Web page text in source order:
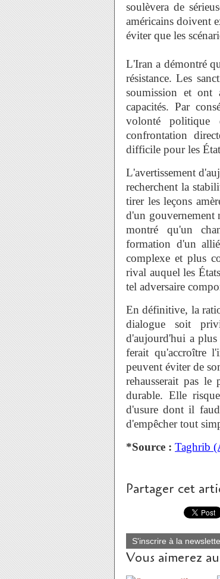
soulèvera de
américains doivent
éviter que les
L'Iran a démontré
résistance. Les
soumission et ont
capacités. Par
volonté politique
confrontation
difficile pour les
L'avertissement
recherchent la
tirer les leçons
d'un gouvernement
montré qu'un
formation d'un
complexe et plus
rival auquel les
tel adversaire
En définitive, la
dialogue soit
d'aujourd'hui a
ferait qu'accroître
peuvent éviter de
rehausserait pas le
durable. Elle
d'usure dont il
d'empêcher tout
*Source : Taghrib
Partager cet
S'inscrire à la
Vous aimerez